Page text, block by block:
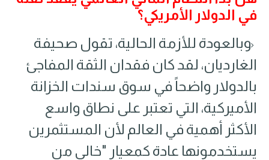
في الدولار الأمريكي؟
وبالعودة للأزمة الحالية٬ تقول صحيفة
الغارديان٬ لقد كان فقدان الثقة المفاجئ
بالدولار واضحاً في سوق سندات الخزانة
الأميركية، التي تعتبر على نطاق واسع
الأكثر أهمية في العالم لأن المستثمرين
يستخدمونها عادة كمعيار "خالي من